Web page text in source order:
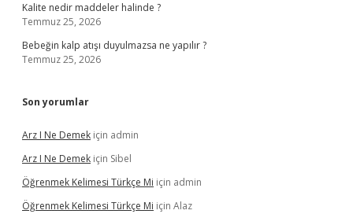
Kalite nedir maddeler halinde ?
Temmuz 25, 2026
Bebeğin kalp atışı duyulmazsa ne yapılır ?
Temmuz 25, 2026
Son yorumlar
Arz I Ne Demek için admin
Arz I Ne Demek için Sibel
Öğrenmek Kelimesi Türkçe Mi için admin
Öğrenmek Kelimesi Türkçe Mi için Alaz